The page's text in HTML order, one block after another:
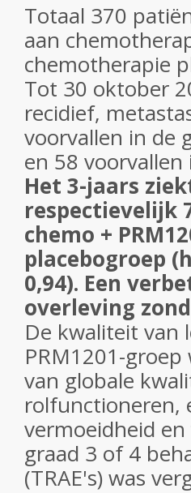
Totaal 370
aan
chemotherapie
Tot 30 oktober
recidief,
voorvallen in de
en 58
Het 3-jaars
respectievelijk
chemo +
placebogroep
0,94). Een
overleving
De kwaliteit van
PRM1201-
van globale
rolfunctioneren,
vermoeidheid
graad 3 of 4
(TRAE's) was